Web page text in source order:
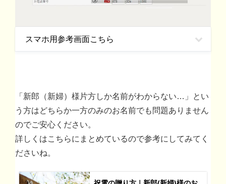
スマホ用参考画面こちら
「新郎（新婦）様片方しか名前がわからない…」とい
う方はどちらか一方のみのお名前でも問題ありません
のでご安心ください。
詳しくはこちらにまとめているので参考にしてみてく
ださいね。